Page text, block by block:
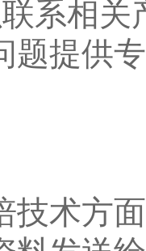
系相
题提供
技术方